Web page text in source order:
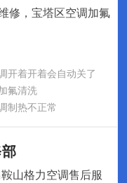
修，宝塔区空调加氟
开着开着会自动关了
氟清洗
制热不正常
山格力空调售后服